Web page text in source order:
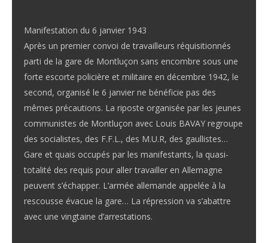
Manifestation du 6 janvier 1943
Après un premier convoi de travailleurs réquisitionnés
parti de la gare de Montluçon sans encombre sous une
forte escorte policière et militaire en décembre 1942, le
second, organisé le 6 janvier ne bénéficie pas des
mêmes précautions. La riposte organisée par les jeunes
communistes de Montluçon avec Louis BAVAY regroupe
des socialistes, des F.F.L., des M.U.R, des gaullistes…
Gare et quais occupés par les manifestants, la quasi-
totalité des requis pour aller travailler en Allemagne
peuvent s’échapper. L’armée allemande appelée à la
rescousse évacue la gare… La répression va s’abattre
avec une vingtaine d’arrestations.